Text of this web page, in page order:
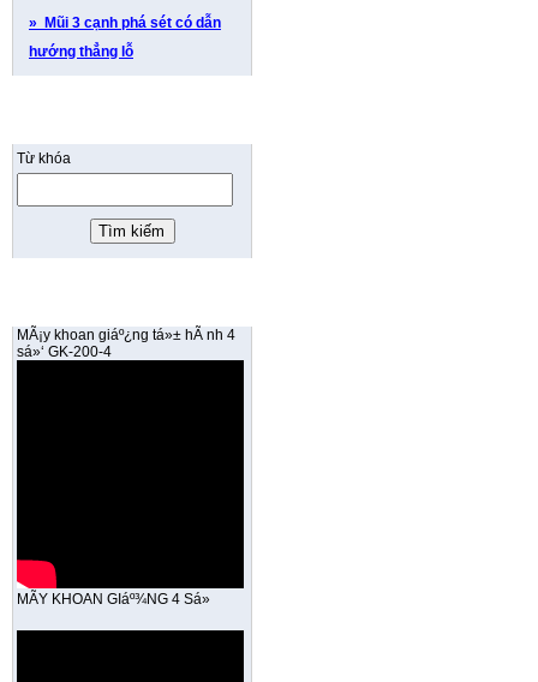
» Mũi 3 cạnh phá sét có dẫn
hướng thẳng lỗ
Từ khóa
MÃ¡y khoan giáº¿ng tá»± hÃ nh 4
sá»‘ GK-200-4
MÃY KHOAN GIáº¾NG 4 Sá»